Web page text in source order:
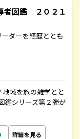
者図鑑 ２０２１
ダーを経歴ととも
域を旅の雑学とと
鑑シリーズ第２弾が
詳細を見る